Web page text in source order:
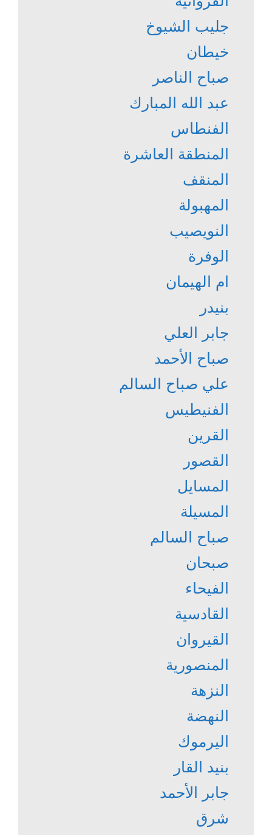
جليب الشيوخ
خيطان
صباح الناصر
عبد الله المبارك
الفنطاس
المنطقة العاشرة
المنقف
المهبولة
النويصيب
الوفرة
ام الهيمان
بنيدر
جابر العلي
صباح الأحمد
علي صباح السالم
الفنيطيس
القرين
القصور
المسايل
المسيلة
صباح السالم
صبحان
الفيحاء
القادسية
القيروان
المنصورية
النزهة
النهضة
اليرموك
بنيد القار
جابر الأحمد
شرق